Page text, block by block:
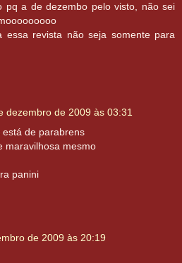
pq a de dezembo pelo visto, não sei
essa revista não seja somente para
dezembro de 2009 às 03:31
de parabrens
maravilhosa mesmo
panini
de 2009 às 20:19